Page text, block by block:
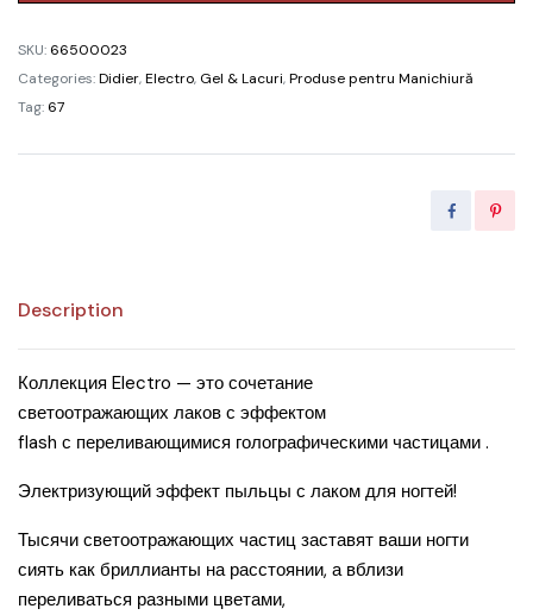
8ml
quantity
SKU: 66500023
Categories:Didier,Electro, Gel & Lacuri,Produse pentru Manichiură
Tag: 67
Description
Коллекция Electro — это сочетание
светоотражающих лаков с эффектом
flash с переливающимися голографическими частицами .
Электризующий эффект пыльцы с лаком для ногтей!
Тысячи светоотражающих частиц заставят ваши ногти
сиять как бриллианты на расстоянии, а вблизи
переливаться разными цветами,